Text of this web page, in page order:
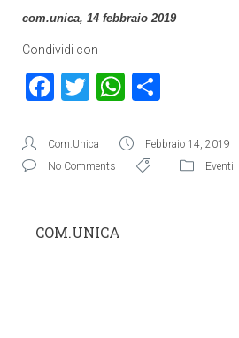
com.unica, 14 febbraio 2019
Condividi con
Facebook
TwitterWhatsApp
Com.Unica Febbraio 14, 2019
No Comments
Eventi
COM.UNICA